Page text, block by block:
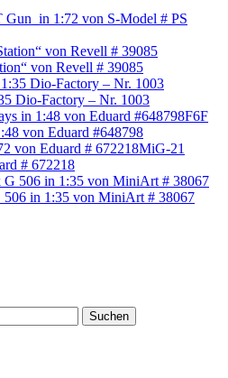
in 1:72 von S-Model # PS
von Revell # 39085
Dio-Factory – Nr. 1003
F6F
von Eduard #648798
MiG-21
# 672218
506 in 1:35 von MiniArt # 38067
Suchen